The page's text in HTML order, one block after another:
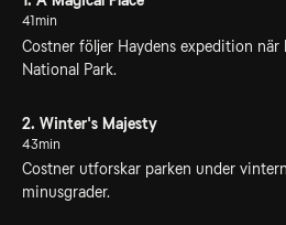
41min
Costner följer Haydens expedition när
National Park.
2. Winter's Majesty
43min
Costner utforskar parken under
minusgrader.